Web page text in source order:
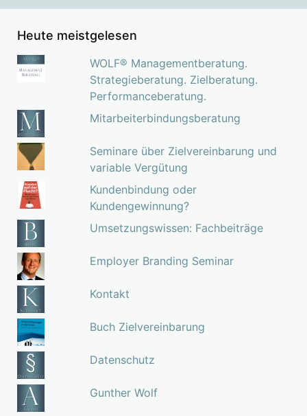
Heute meistgelesen
WOLF® Managementberatung.
Strategieberatung. Zielberatung.
Performanceberatung.
Mitarbeiterbindungsberatung
Seminare über Zielvereinbarung und
variable Vergütung
Kundenbindung oder
Kundengewinnung?
Umsetzungswissen: Fachbeiträge
Employer Branding Seminar
Kontakt
Buch Zielvereinbarung
Datenschutz
Gunther Wolf